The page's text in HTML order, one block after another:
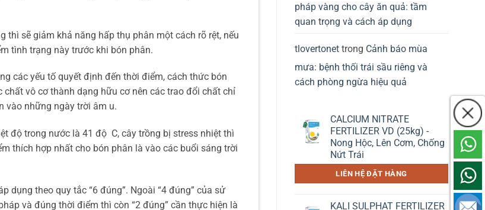
sẽ giảm khả năng hấp thụ phân một cách rõ rệt, nếu
tình trạng này trước khi bón phân.
các yếu tố quyết định đến thời điểm, cách thức bón
vô cơ thành dạng hữu cơ nên các trao đổi chất chỉ
vào những ngày trời âm u.
độ trong nước là 41 độ C, cây trồng bị stress nhiệt thì
thích hợp nhất cho bón phân là vào các buổi sáng trời
dụng theo quy tắc “6 đúng”. Ngoài “4 đúng” của sử
và đúng thời điểm thì còn “2 đúng” cần thực hiện là
pháp vàng cho cây ăn quả: tầm
quan trọng và cách áp dụng
tlovertonet trong Cảnh báo mùa
mưa: bệnh thối trái sầu riêng và
cách phòng ngừa hiệu quả
CALCIUM NITRATE
FERTILIZER VD (25kg) -
Nong Hộc, Lên Cơm, Chống
Nứt Trái
LIÊN HỆ ĐẶT HÀNG
KALI SULPHAT FERTILIZER